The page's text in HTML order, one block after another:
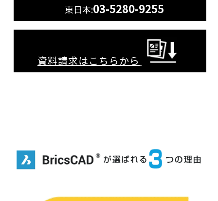
東日本:03-5280-9255
資料請求はこちらから